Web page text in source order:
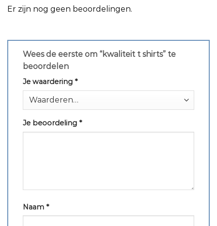
Er zijn nog geen beoordelingen.
Wees de eerste om “kwaliteit t shirts” te
beoordelen
Je waardering *
Je beoordeling *
Naam *